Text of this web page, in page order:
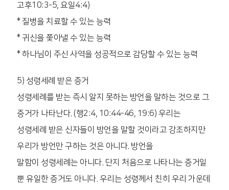
고후10:3-5, 요일4:4)
* 질병을 치료할 수 있는 능력
* 귀신을 쫓아낼 수 있는 능력
* 하나님이 주신 사역을 성공적으로 감당할 수 있는 능력
5) 성령세례 받은 증거
성령세례를 받는 즉시 알지 못하는 방언을 말하는 것으로 그
증거가 나타난다. (행2:4, 10:44-46, 19:6) 우리는
성령세례 받은 신자들이 방언을 말할 것이라고 강조하지만
우리가 방언만 구하는 것은 아니다. 방언을
말함이 성령세례는 아니다. 단지 처음으로 나타나는 증거일
뿐 유일한 증거도 아니다. 우리는 성령께서 친히 우리 가운데